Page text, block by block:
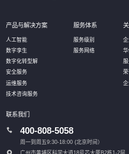
产品与解决方案
人工智能
数字孪生
数字化转型解
安全服务
运维服务
技术咨询服务
服务体系
服务级别
服务网络
华
联系我们
400-808-5058
周一到周五9:30-18:00 (北京时间）